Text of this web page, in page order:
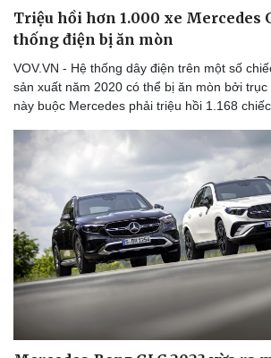
Du lịch
Tư vấn
Săn Tour
check-in
Câu
Đọc
Cửa
Kể
Hạt
Triệu hồi hơn 1.000 xe Mercedes
thống điện bị ăn mòn
VOV.VN - Hệ thống dây điện trên một số
sản xuất năm 2020 có thể bị ăn mòn bởi
này buộc Mercedes phải triệu hồi 1.168